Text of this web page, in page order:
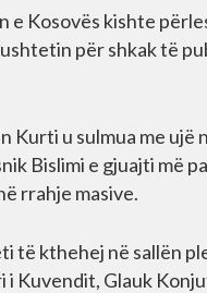
e Kosovës kishte
për shkak të
Kurti u sulmua me
Bislimi e gjuajti më
rrahje masive.
të kthehej në sallën
Kuvendit, Glauk